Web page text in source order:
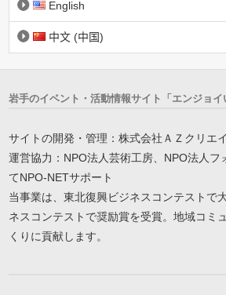
English
中文 (中国)
岩手のイベント・活動情報サイト「エンジョイ
サイトの開発・管理：株式会社ＡＺクリエ
運営協力：NPO法人芸術工房、NPO法人フ
てNPO-NETサポート
当事業は、東北復興ビジネスコンテストで
ネスコンテストで奨励賞を受賞。地域コミ
くりに貢献します。